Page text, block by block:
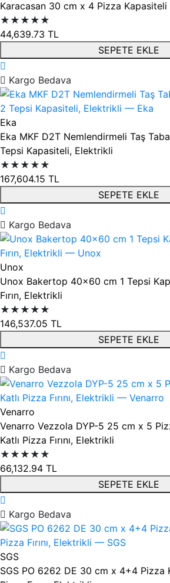
Karacasan 30 cm x 4 Pizza Kapasiteli
★★★★★
44,639.73 TL
SEPETE EKLE
Kargo Bedava
Eka
Eka MKF D2T Nemlendirmeli Taş
Tepsi Kapasiteli, Elektrikli
★★★★★
167,604.15 TL
SEPETE EKLE
Kargo Bedava
Unox
Unox Bakertop 40x60 cm 1 Tepsi
Fırın, Elektrikli
★★★★★
146,537.05 TL
SEPETE EKLE
Kargo Bedava
Venarro
Venarro Vezzola DYP-5 25 cm x 5
Katlı Pizza Fırını, Elektrikli
★★★★★
66,132.94 TL
SEPETE EKLE
Kargo Bedava
SGS
SGS PO 6262 DE 30 cm x 4+4 Pizza